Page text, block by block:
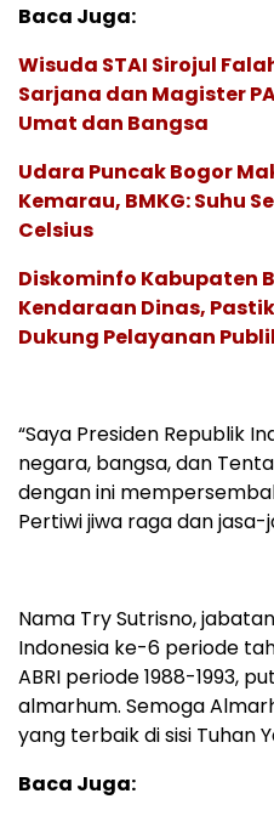
Baca Juga:
Wisuda STAI Sirojul
Sarjana dan Magister
Umat dan Bangsa
Udara Puncak Bogor
Kemarau, BMKG: Suhu
Celsius
Diskominfo Kabupaten
Kendaraan Dinas,
Dukung Pelayanan
“Saya Presiden Republik
negara, bangsa, dan
dengan ini
Pertiwi jiwa raga dan
Nama Try Sutrisno,
Indonesia ke-6 periode
ABRI periode 1988-1993,
almarhum. Semoga
yang terbaik di sisi Tuhan
Baca Juga: